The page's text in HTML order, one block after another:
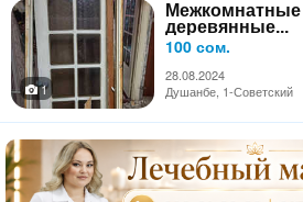
Межкомнатные
деревянные...
100 сом.
28.08.2024
1
Душанбе, 1-Советский